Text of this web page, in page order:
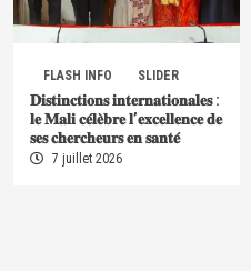
FLASH INFO SLIDER
𝐃𝐢𝐬𝐭𝐢𝐧𝐜𝐭𝐢𝐨𝐧𝐬 𝐢𝐧𝐭𝐞𝐫𝐧𝐚𝐭𝐢𝐨𝐧𝐚𝐥𝐞𝐬 :
𝐥𝐞 𝐌𝐚𝐥𝐢 𝐜𝐞́𝐥𝐞̀𝐛𝐫𝐞 𝐥’𝐞𝐱𝐜𝐞𝐥𝐥𝐞𝐧𝐜𝐞 𝐝𝐞
𝐬𝐞𝐬 𝐜𝐡𝐞𝐫𝐜𝐡𝐞𝐮𝐫𝐬 𝐞𝐧 𝐬𝐚𝐧𝐭𝐞́
7 juillet 2026